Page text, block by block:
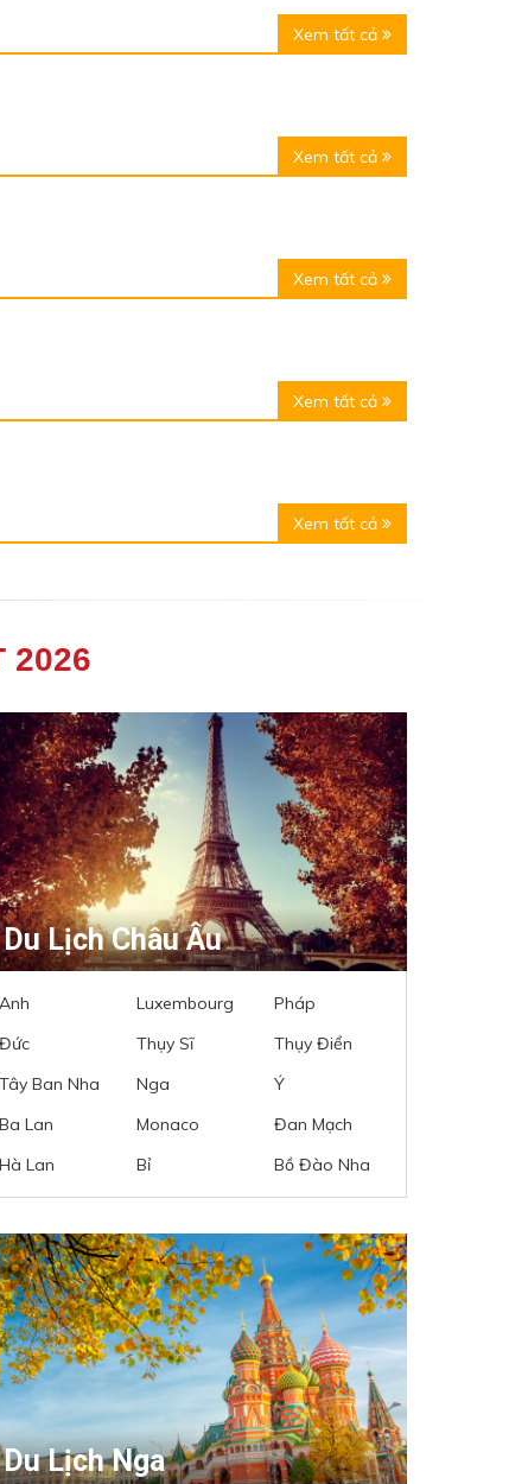
Xem tất cả
Xem tất cả
Xem tất cả
Xem tất cả
Xem tất cả
2026
Du Lịch Châu Âu
Anh Luxembourg
Pháp
Đức
Thụy Sĩ
Thụy Điển
Tây Ban Nha
Nga
Ý
Ba Lan
Monaco
Đan Mạch
Hà Lan
Bỉ Bồ Đào Nha
Du Lịch Nga